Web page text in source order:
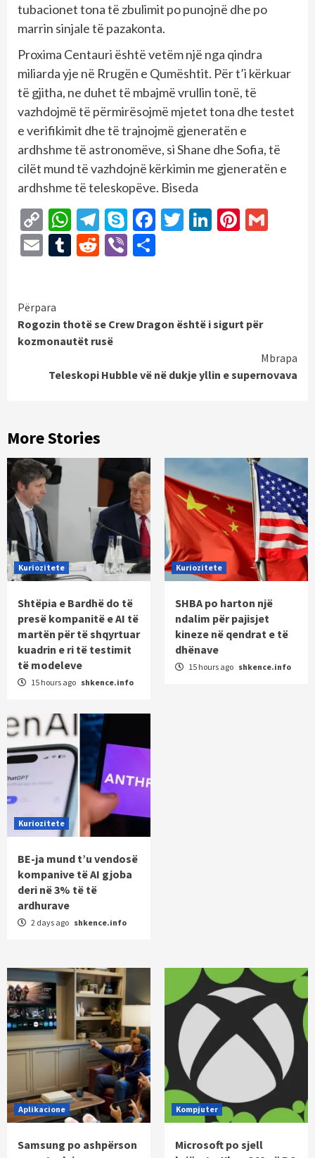
tubacionet tona të zbulimit po punojnë dhe po
marrin sinjale të pazakonta.
Proxima Centauri është vetëm një nga qindra
miliarda yje në Rrugën e Qumështit. Për t’i kërkuar
të gjitha, ne duhet të mbajmë vrullin tonë, të
vazhdojmë të përmirësojmë mjetet tona dhe testet
e verifikimit dhe të trajnojmë gjeneratën e
ardhshme të astronomëve, si Shane dhe Sofia, të
cilët mund të vazhdojnë kërkimin me gjeneratën e
ardhshme të teleskopëve. Biseda
Copy
Link
WhatsApp
Telegram
SkypeFacebook
Twitter
LinkedIn
EmailTumblr
Reddit
Viber
Continue
Reading
Përpara
Rogozin thotë se Crew Dragon është i sigurt për
kozmonautët rusë
Mbrapa
Teleskopi Hubble vë në dukje yllin e supernovava
More Stories
Kuriozitete
Shtëpia e Bardhë do të
presë kompanitë e AI të
martën për të shqyrtuar
kuadrin e ri të testimit
të modeleve
15 hours ago shkence.info
Kuriozitete
SHBA po harton një
ndalim për pajisjet
kineze në qendrat e të
dhënave
15 hours ago shkence.info
Kuriozitete
BE-ja mund t’u vendosë
kompanive të AI gjoba
deri në 3% të të
ardhurave
2 days ago shkence.info
Aplikacione
Samsung po ashpërson
Kompjuter
Microsoft po sjell